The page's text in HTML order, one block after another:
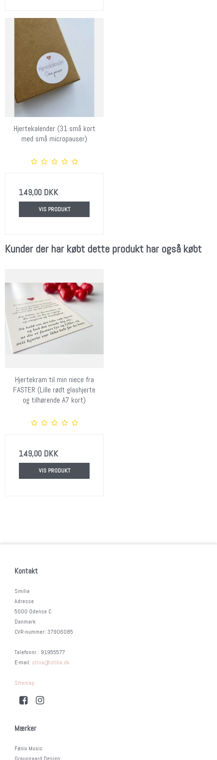
Hjertekalender (31 små kort
med små micropauser)
149,00 DKK
VIS PRODUKT
Kunder der har købt dette produkt har også købt
Hjertekram til min niece fra
FASTER (Lille rødt glashjerte
og tilhørende A7 kort)
149,00 DKK
VIS PRODUKT
Kontakt
Smilia
Adresse
5000 Odense C
Danmark
CVR-nummer: 37906085
Telefonnr.: 91955577
E-mail: stilia@stilia.dk
Sitemap
Mærker
Fønix Music
Graungaard Design